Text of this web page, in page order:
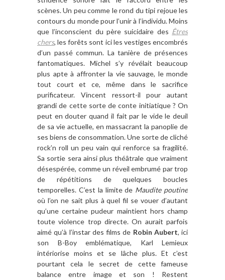
scènes. Un peu comme le rond du tipi rejoue les
contours du monde pour l’unir à l’individu. Moins
que l’inconscient du père suicidaire des Êtres
chers, les forêts sont ici les vestiges encombrés
d’un passé commun. La tanière de présences
fantomatiques. Michel s’y révélait beaucoup
plus apte à affronter la vie sauvage, le monde
tout court et ce, même dans le sacrifice
purificateur. Vincent ressort-il pour autant
grandi de cette sorte de conte initiatique ? On
peut en douter quand il fait par le vide le deuil
de sa vie actuelle, en massacrant la panoplie de
ses biens de consommation. Une sorte de cliché
rock’n roll un peu vain qui renforce sa fragilité.
Sa sortie sera ainsi plus théâtrale que vraiment
désespérée, comme un réveil embrumé par trop
de répétitions de quelques boucles
temporelles. C’est la limite de Maudite poutine
où l’on ne sait plus à quel fil se vouer d’autant
qu’une certaine pudeur maintient hors champ
toute violence trop directe. On aurait parfois
aimé qu’à l’instar des films de Robin Aubert, ici
son B-Boy emblématique, Karl Lemieux
intériorise moins et se lâche plus. Et c’est
pourtant cela le secret de cette fameuse
balance entre image et son ! Restent